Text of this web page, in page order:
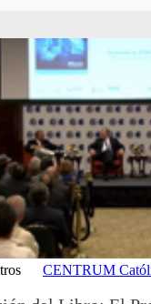
CENTRUM